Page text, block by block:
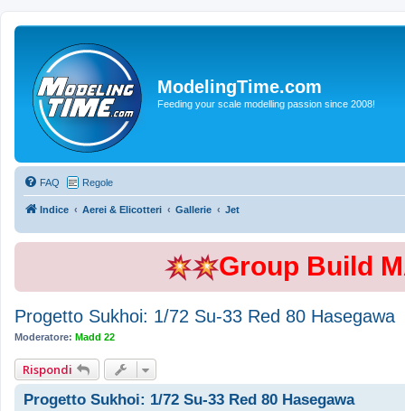
ModelingTime.com
Feeding your scale modelling passion since 2008!
FAQ Regole
Indice Aerei & Elicotteri Gallerie Jet
Group Build
Progetto Sukhoi: 1/72 Su-33 Red 80 Hasegawa
Moderatore: Madd 22
Rispondi
Progetto Sukhoi: 1/72 Su-33 Red 80 Hasegawa